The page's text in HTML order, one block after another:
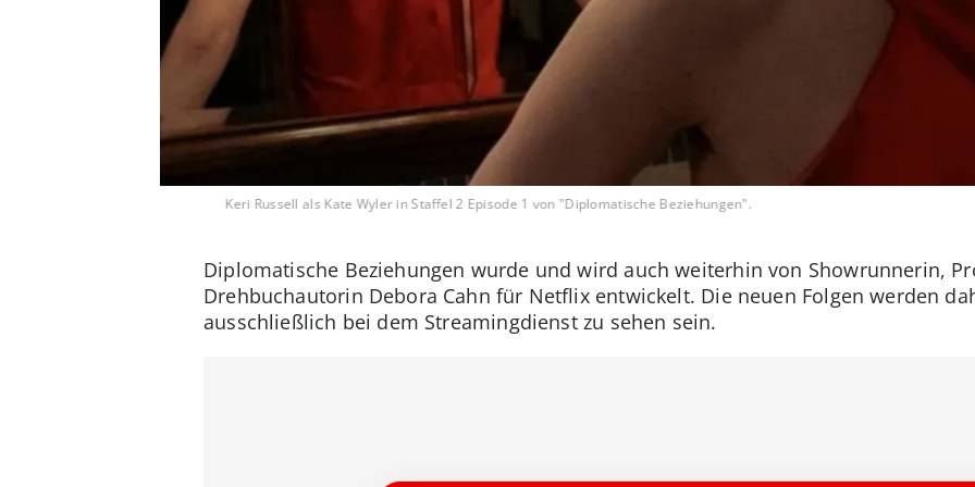
Keri Russell als Kate Wyler in Staffel 2 Episode 1 von "Diplomatische Beziehungen".
Diplomatische Beziehungen wurde und wird auch weiterhin von Showrunnerin,
Drehbuchautorin Debora Cahn für Netflix entwickelt. Die neuen Folgen werden
ausschließlich bei dem Streamingdienst zu sehen sein.